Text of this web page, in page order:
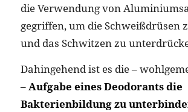
die Verwendung von
gegriffen, um die Schweißdrüsen
und das Schwitzen zu
Dahingehend ist es die –
–Aufgabe eines Deodorants die
Bakterienbildung zu